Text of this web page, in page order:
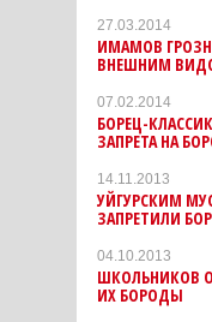
27.03.2014
ИМАМОВ
ВНЕШНИМ
07.02.2014
БОРЕЦ-
ЗАПРЕТА НА
14.11.2013
УЙГУРСКИМ
ЗАПРЕТИЛИ
04.10.2013
ШКОЛЬНИКОВ
ИХ БОРОДЫ